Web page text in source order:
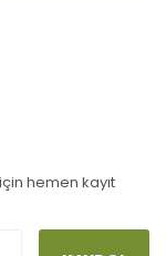
hemen kayıt